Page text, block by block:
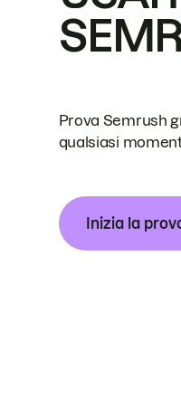
Prova Semrush
qualsiasi
Inizia la